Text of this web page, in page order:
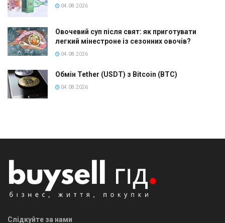
04.08.2026
Овочевий суп після свят: як приготувати
легкий мінестроне із сезонних овочів?
04.08.2026
Обмін Tether (USDT) з Bitcoin (BTC)
04.08.2026
Слідкуйте за нами